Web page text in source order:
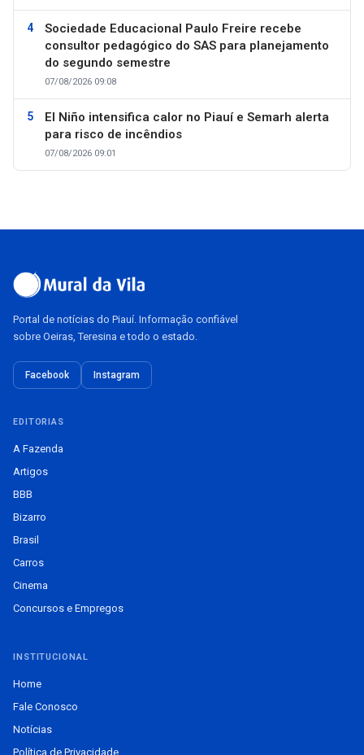
Sociedade Educacional Paulo Freire recebe
consultor pedagógico do SAS para planejamento
do segundo semestre
07/08/2026 09:08
El Niño intensifica calor no Piauí e Semarh alerta
para risco de incêndios
07/08/2026 09:01
Portal de notícias do Piauí. Informação confiável
sobre Oeiras, Teresina e todo o estado.
Facebook Instagram
EDITORIAS
A Fazenda
Artigos
BBB
Bizarro
Brasil
Carros
Cinema
Concursos e Empregos
INSTITUCIONAL
Home
Fale Conosco
Notícias
Política de Privacidade